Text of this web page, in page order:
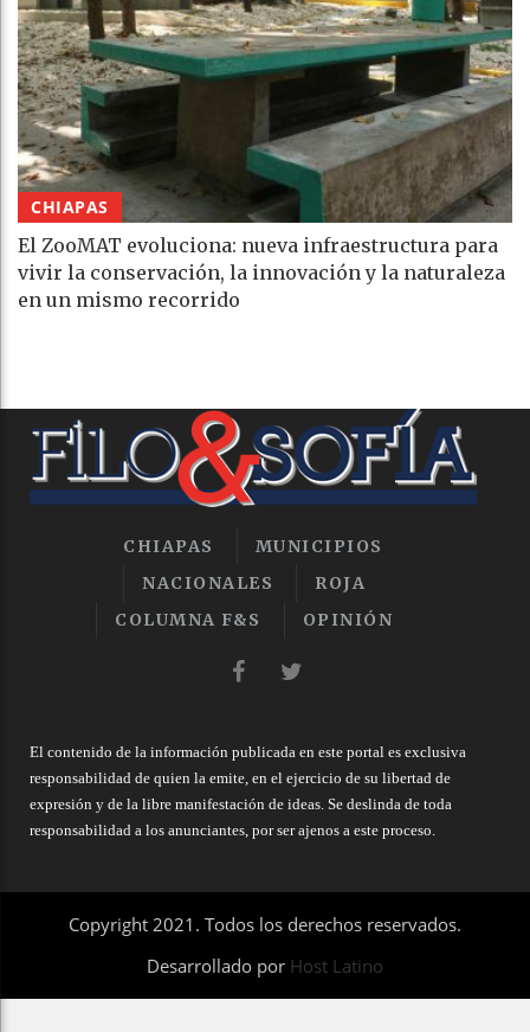
CHIAPAS
El ZooMAT evoluciona: nueva infraestructura para
vivir la conservación, la innovación y la naturaleza
en un mismo recorrido
CHIAPAS
MUNICIPIOS
NACIONALES
ROJA
COLUMNA F&S
OPINIÓN
El contenido de la información publicada en este portal es exclusiva
responsabilidad de quien la emite, en el ejercicio de su libertad de
expresión y de la libre manifestación de ideas. Se deslinda de toda
responsabilidad a los anunciantes, por ser ajenos a este proceso.
Copyright 2021. Todos los derechos reservados.
Desarrollado por Host Latino